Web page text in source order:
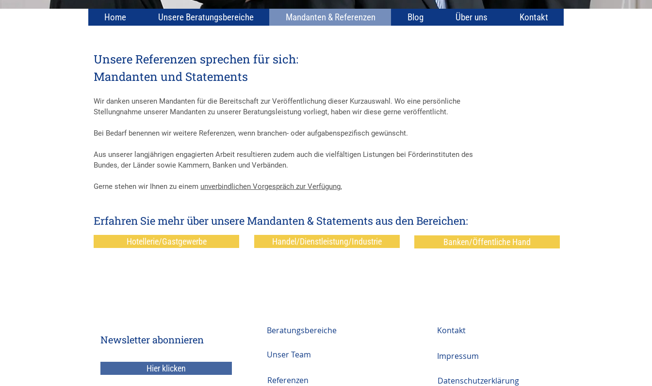
Home Unsere Beratungsbereiche Mandanten & Referenzen Blog Über uns Kontakt
Unsere Referenzen sprechen für sich:
Mandanten und Statements
Wir danken unseren Mandanten für die Bereitschaft zur Veröffentlichung dieser Kurzauswahl. Wo eine persönliche
Stellungnahme unserer Mandanten zu unserer Beratungsleistung vorliegt, haben wir diese gerne veröffentlicht.
Bei Bedarf benennen wir weitere Referenzen, wenn branchen- oder aufgabenspezifisch gewünscht.
Aus unserer langjährigen engagierten Arbeit resultieren zudem auch die vielfältigen Listungen bei Förderinstituten des
Bundes, der Länder sowie Kammern, Banken und Verbänden.
Gerne stehen wir Ihnen zu einem unverbindlichen Vorgespräch zur Verfügung,
Erfahren Sie mehr über unsere Mandanten & Statements aus den Bereichen:
Hotellerie/Gastgewerbe Handel/Dienstleistung/Industrie Banken/Öffentliche Hand
Unser Team
Beratungsbereiche
Referenzen
Kontakt
Impressum
Newsletter abonnieren
Hier klicken
Datenschutzerklärung